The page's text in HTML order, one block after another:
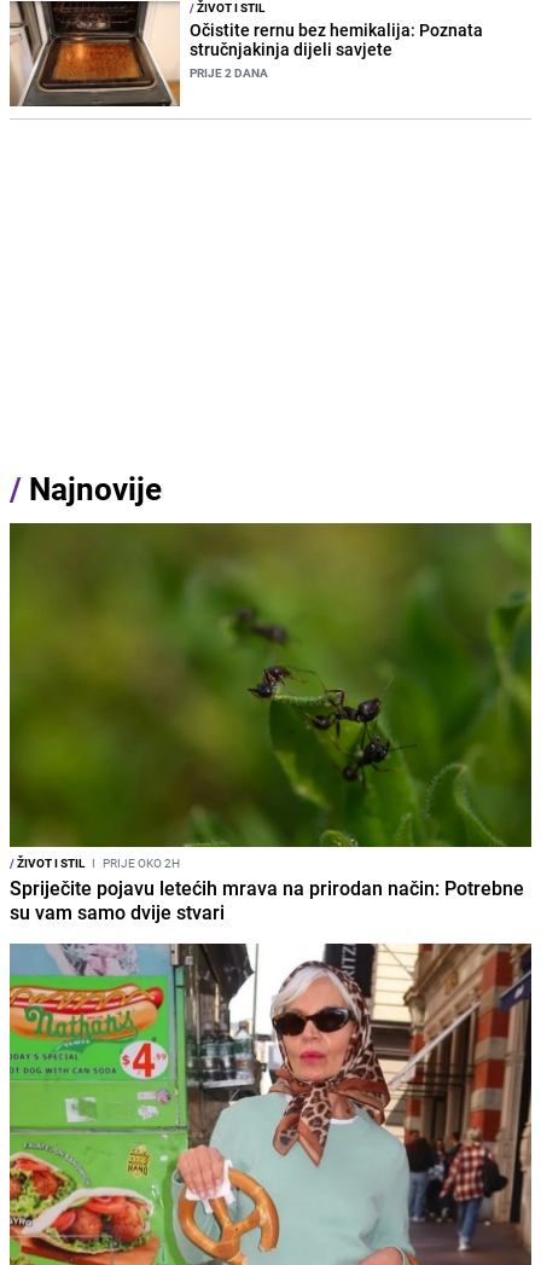
/ŽIVOT I STIL
Očistite rernu bez hemikalija: Poznata
stručnjakinja dijeli savjete
PRIJE 2 DANA
/ Najnovije
/ŽIVOT I STIL I PRIJE OKO 2H
Spriječite pojavu letećih mrava na prirodan način: Potrebne
su vam samo dvije stvari